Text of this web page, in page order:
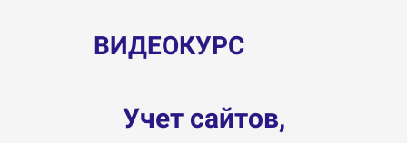
ВИДЕОКУРС
Учет сайтов,